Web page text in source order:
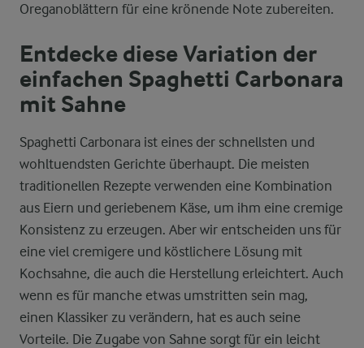
Oreganoblättern für eine krönende Note zubereiten.
Entdecke diese Variation der
einfachen Spaghetti Carbonara
mit Sahne
Spaghetti Carbonara ist eines der schnellsten und
wohltuendsten Gerichte überhaupt. Die meisten
traditionellen Rezepte verwenden eine Kombination
aus Eiern und geriebenem Käse, um ihm eine cremige
Konsistenz zu erzeugen. Aber wir entscheiden uns für
eine viel cremigere und köstlichere Lösung mit
Kochsahne, die auch die Herstellung erleichtert. Auch
wenn es für manche etwas umstritten sein mag,
einen Klassiker zu verändern, hat es auch seine
Vorteile. Die Zugabe von Sahne sorgt für ein leicht